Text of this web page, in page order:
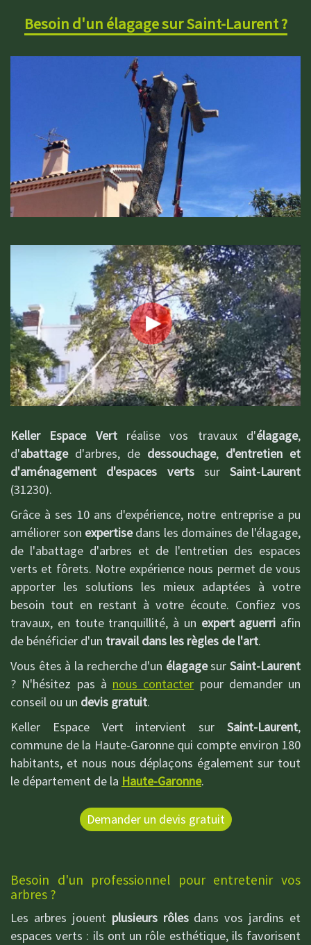
Besoin d'un élagage sur Saint-Laurent ?
Keller Espace Vertréalise vos travaux d'élagage,
d'abattaged'arbres, de dessouchage, d'entretien et
d'aménagement d'espaces vertssur Saint-Laurent
(31230).
Grâce à ses 10 ans d'expérience, notre entreprise a pu
améliorer son expertisedans les domaines de l'élagage,
de l'abattage d'arbres et de l'entretien des espaces
verts et fôrets. Notre expérience nous permet de vous
apporter les solutions les mieux adaptées à votre
besoin tout en restant à votre écoute. Confiez vos
travaux, en toute tranquillité, à un expert aguerri afin
de bénéficier d'un travail dans les règles de l'art.
Vous êtes à la recherche d'un élagagesur Saint-Laurent
? N'hésitez pas à nous contacter pour demander un
conseil ou un devis gratuit.
Keller Espace Vert intervient sur Saint-Laurent,
commune de la Haute-Garonne qui compte environ 180
habitants, et nous nous déplaçons également sur tout
le département de la Haute-Garonne.
Demander un devis gratuit
Besoin d'un professionnel pour entretenir vos
arbres ?
Les arbres jouent plusieurs rôlesdans vos jardins et
espaces verts : ils ont un rôle esthétique, ils favorisent